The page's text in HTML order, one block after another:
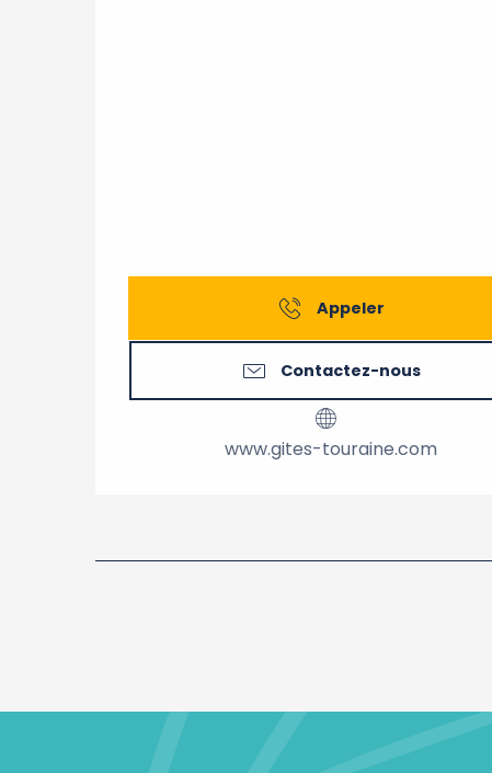
Appeler
Contactez-nous
www.gites-touraine.com